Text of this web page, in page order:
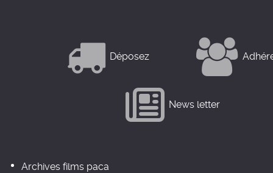
Déposez
News letter
Archives films paca